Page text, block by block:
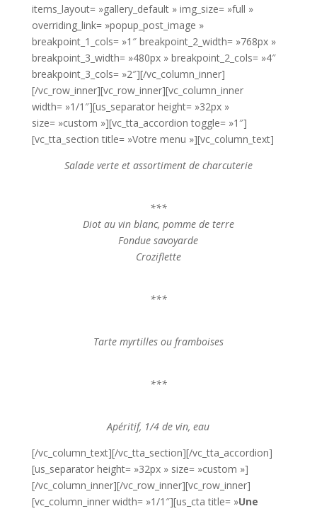
items_layout= »gallery_default » img_size= »full »
overriding_link= »popup_post_image »
breakpoint_1_cols= »1″ breakpoint_2_width= »768px »
breakpoint_3_width= »480px » breakpoint_2_cols= »4″
breakpoint_3_cols= »2″][/vc_column_inner]
[/vc_row_inner][vc_row_inner][vc_column_inner
width= »1/1″][us_separator height= »32px »
size= »custom »][vc_tta_accordion toggle= »1″]
[vc_tta_section title= »Votre menu »][vc_column_text]
Salade verte et assortiment de charcuterie
***
Diot au vin blanc, pomme de terre
Fondue savoyarde
Croziflette
***
Tarte myrtilles ou framboises
***
Apéritif, 1/4 de vin, eau
[/vc_column_text][/vc_tta_section][/vc_tta_accordion]
[us_separator height= »32px » size= »custom »]
[/vc_column_inner][/vc_row_inner][vc_row_inner]
[vc_column_inner width= »1/1″][us_cta title= »Une